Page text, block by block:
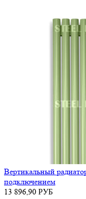
Вертикальный
подключением
13 896,90 РУБ